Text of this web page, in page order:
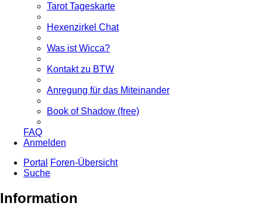
Tarot Tageskarte
Hexenzirkel Chat
Was ist Wicca?
Kontakt zu BTW
Anregung für das Miteinander
Book of Shadow (free)
FAQ
Anmelden
Portal
Foren-Übersicht
Suche
Information